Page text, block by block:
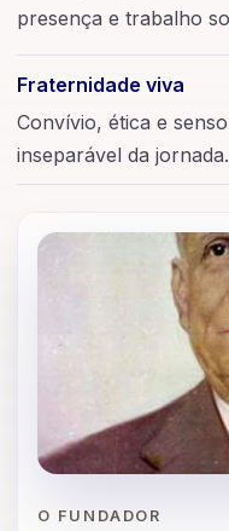
presença e trabalho
Fraternidade viva
Convívio, ética e
inseparável da jornada.
O FUNDADOR